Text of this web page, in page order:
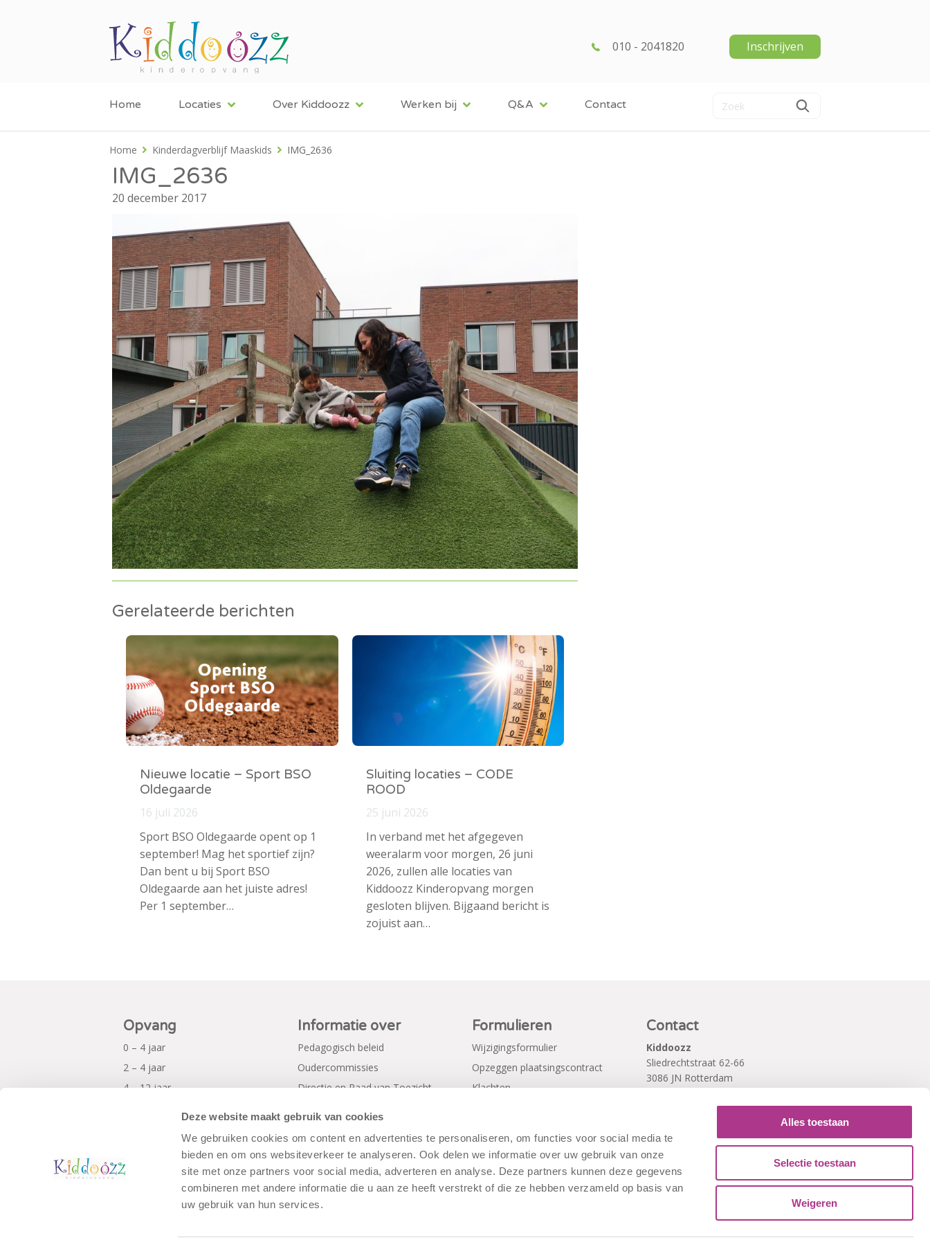
Deze website maakt gebruik van cookies
We gebruiken cookies om content en advertenties te personaliseren, om functies voor social media te
bieden en om ons websiteverkeer te analyseren. Ook delen we informatie over uw gebruik van onze
site met onze partners voor social media, adverteren en analyse. Deze partners kunnen deze gegevens
combineren met andere informatie die u aan ze heeft verstrekt of die ze hebben verzameld op basis van
uw gebruik van hun services.
Alles toestaan
Selectie toestaan
Weigeren
010 - 2041820 Inschrijven
Home Locaties Over Kiddoozz Werken bij Q&A Contact
Home Kinderdagverblijf Maaskids IMG_2636
IMG_2636
20 december 2017
Gerelateerde berichten
Nieuwe locatie – Sport BSO
Oldegaarde
16 juli 2026
Sport BSO Oldegaarde opent op 1
september! Mag het sportief zijn?
Dan bent u bij Sport BSO
Oldegaarde aan het juiste adres!
Per 1 september…
Sluiting locaties – CODE
ROOD
25 juni 2026
In verband met het afgegeven
weeralarm voor morgen, 26 juni
2026, zullen alle locaties van
Kiddoozz Kinderopvang morgen
gesloten blijven. Bijgaand bericht is
zojuist aan…
Opvang
0 – 4 jaar
2 – 4 jaar
4 – 12 jaar
Informatie over
Pedagogisch beleid
Oudercommissies
Directie en Raad van Toezicht
Formulieren
Wijzigingsformulier
Opzeggen plaatsingscontract
Klachten
Contact
Kiddoozz
Sliedrechtstraat 62-66
3086 JN Rotterdam